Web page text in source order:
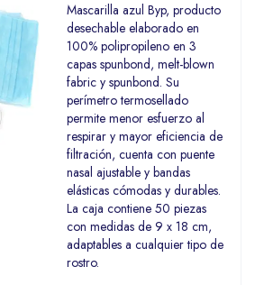
Mascarilla azul Byp, producto
desechable elaborado en
100% polipropileno en 3
capas spunbond, melt-blown
fabric y spunbond. Su
perímetro termosellado
permite menor esfuerzo al
respirar y mayor eficiencia de
filtración, cuenta con puente
nasal ajustable y bandas
elásticas cómodas y durables.
La caja contiene 50 piezas
con medidas de 9 x 18 cm,
adaptables a cualquier tipo de
rostro.